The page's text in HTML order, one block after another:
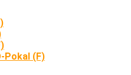
Pokal (F)